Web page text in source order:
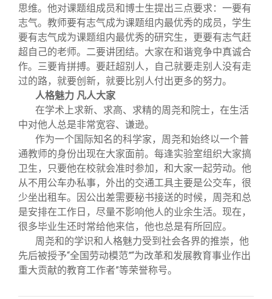
思维。他对课题组成员和博士生提出三点要求：一要有
志气。教师要有志气成为课题组内最优秀的成员，学生
要有志气成为课题组内最优秀的研究生，更要有志气赶
超自己的老师。二要讲团结。大家在和谐竞争中真诚合
作。三要肯拼搏。要赶超别人，自己就要走别人没有走
过的路，就要创新，就要比别人付出更多的努力。
人格魅力 凡人大家
在学术上求新、求高、求精的周尧和院士，在生活
中对他人总是非常宽容、谦逊。
作为一个国际知名的科学家，周尧和始终以一个普
通教师的身份出现在大家面前。每逢实验室组织大家搞
卫生，只要他在校就会准时参加，和大家一起劳动。他
从不用公车办私事，外出的交通工具主要是公交车，很
少坐出租车。因公出差需要秘书接送的时候，周尧和总
是安排在工作日，尽量不影响他人的业余生活。现在，
很多毕业生还时常给他来信，他也总是有所回应。
周尧和的学识和人格魅力受到社会各界的推崇，他
先后被授予“全国劳动模范”“为改革和发展教育事业作出
重大贡献的教育工作者”等荣誉称号。